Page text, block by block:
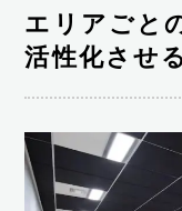
エリアごと
活性化させ